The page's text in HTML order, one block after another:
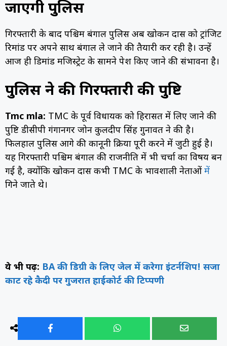
जाएगी पुलिस
गिरफ्तारी के बाद पश्चिम बंगाल पुलिस अब खोकन दास को ट्रांजिट
रिमांड पर अपने साथ बंगाल ले जाने की तैयारी कर रही है। उन्हें
आज ही डिमांड मजिस्ट्रेट के सामने पेश किए जाने की संभावना है।
पुलिस ने की गिरफ्तारी की पुष्टि
Tmc mla: TMC के पूर्व विधायक को हिरासत में लिए जाने की
पुष्टि डीसीपी गंगानगर जोन कुलदीप सिंह गुनावत ने की है।
फिलहाल पुलिस आगे की कानूनी प्रक्रिया पूरी करने में जुटी हुई है।
यह गिरफ्तारी पश्चिम बंगाल की राजनीति में भी चर्चा का विषय बन
गई है, क्योंकि खोकन दास कभी TMC के प्रभावशाली नेताओंमें
गिने जाते थे।
ये भी पढ़ें: BA की डिग्री के लिए जेल में करेगा इंटर्नशिप! सजा
काट रहे कैदी पर गुजरात हाईकोर्ट की टिप्पणी